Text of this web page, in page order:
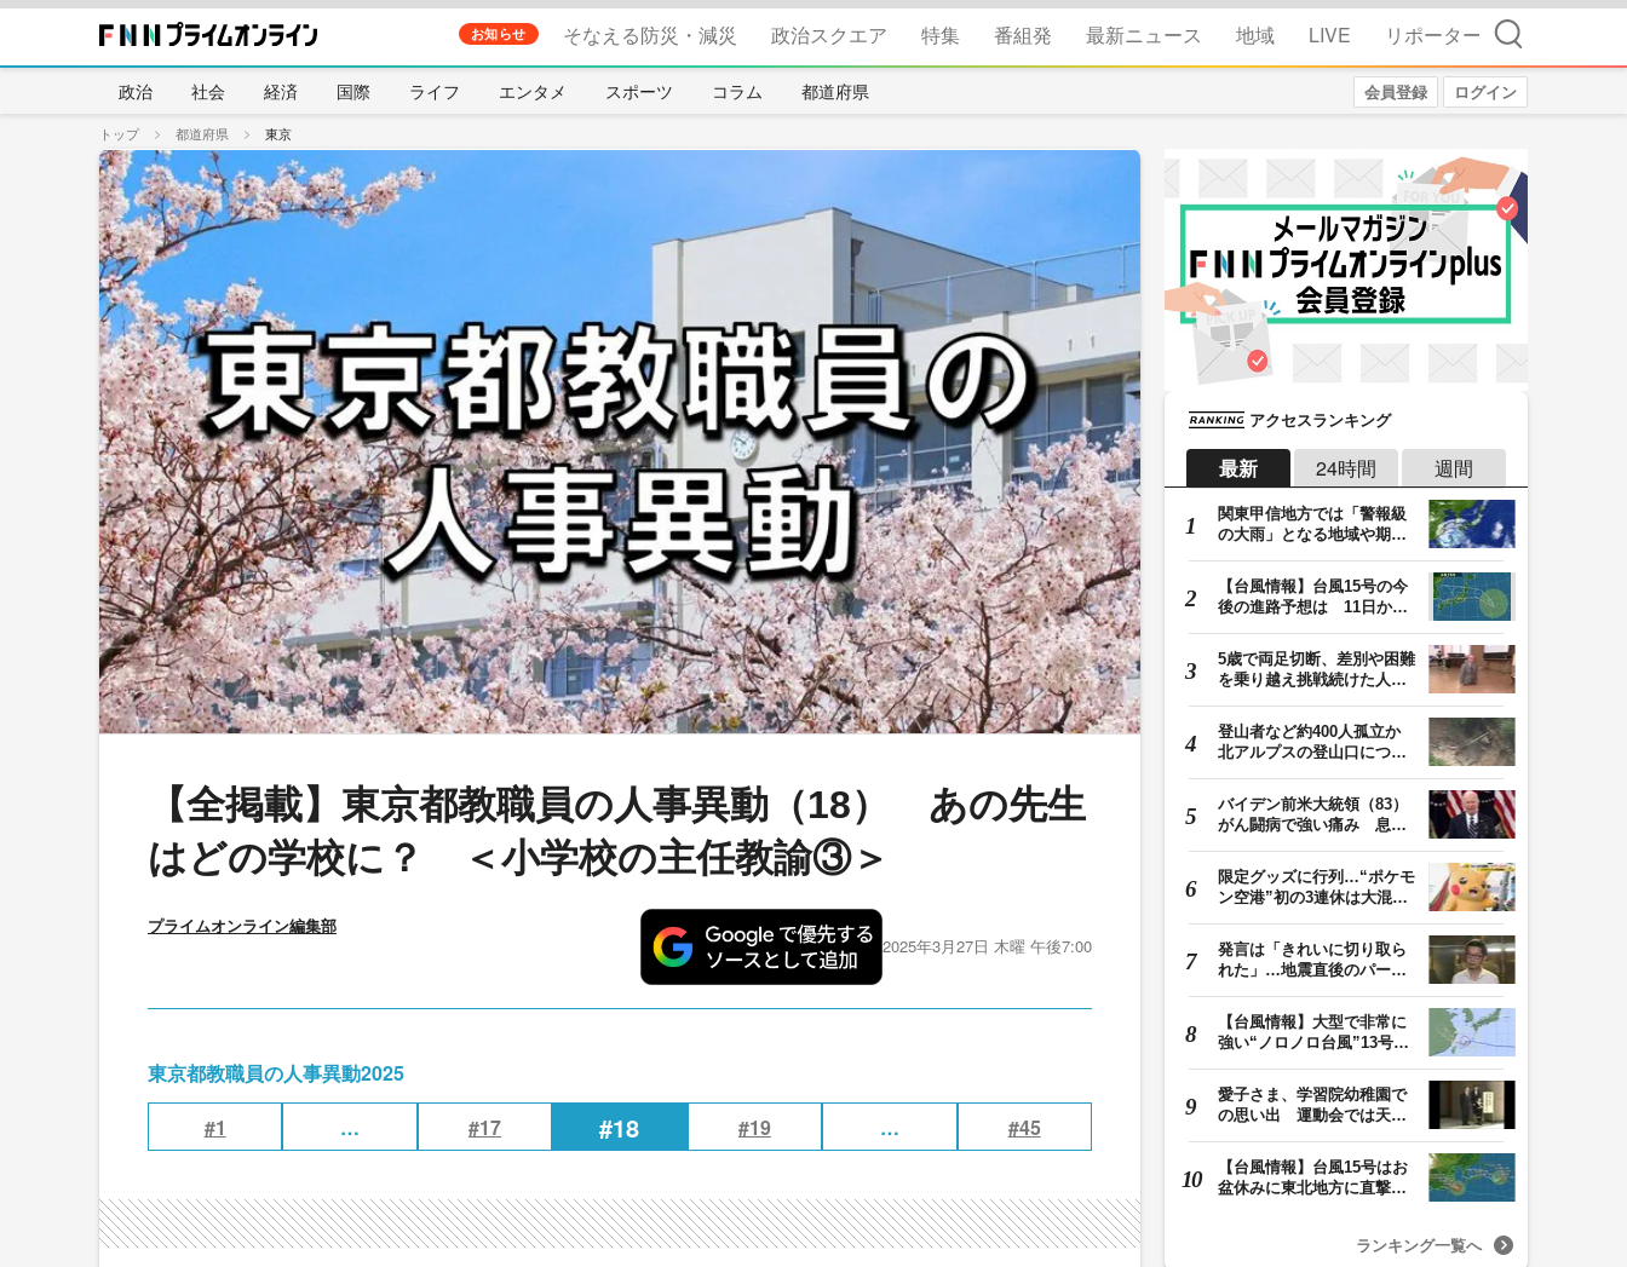
お知らせ そなえる防災・減災 政治スクエア 特集 番組発 最新ニュース 地域 LIVE リポーター 検索
政治 社会 経済 国際 ライフ エンタメ スポーツ コラム 都道府県 会員登録 ログイン
トップ 都道府県 東京
【全掲載】東京都教職員の人事異動（18） あの先生
はどの学校に？ ＜小学校の主任教諭③＞
プライムオンライン編集部
2025年3月27日 木曜 午後7:00
東京都教職員の人事異動2025
#1
… #17 #18 #19 … #45
アクセスランキング
最新 24時間 週間
関東甲信地方では「警報級
の大雨」となる地域や期間
【台風情報】台風15号の今
後の進路予想は 11日から
5歳で両足切断、差別や困難
を乗り越え挑戦続けた人
登山者など約400人孤立か
北アルプスの登山口につな
バイデン前米大統領（83）
がん闘病で強い痛み 息子
限定グッズに行列…“ポケモ
ン空港”初の3連休は大混雑
発言は「きれいに切り取ら
れた」…地震直後のパーテ
【台風情報】大型で非常に
強い“ノロノロ台風”13号の
愛子さま、学習院幼稚園で
の思い出 運動会では天皇
【台風情報】台風15号はお
盆休みに東北地方に直撃す
ランキング一覧へ